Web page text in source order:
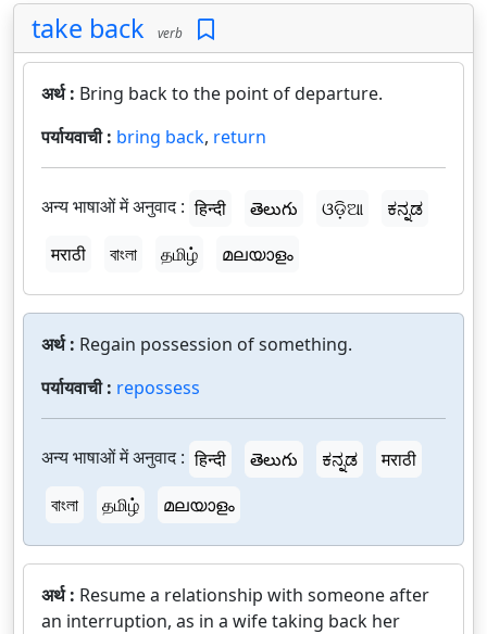
take back verb
अर्थ : Bring back to the point of departure.
पर्यायवाची : bring back, return
अन्य भाषाओं में अनुवाद : हिन्दी తెలుగు ଓଡ଼ିଆ
ಕನ್ನಡ
मराठी
বাংলা தமிழ் മലയാളം
अर्थ : Regain possession of something.
पर्यायवाची : repossess
अन्य भाषाओं में अनुवाद : हिन्दी తెలుగు ಕನ್ನಡ
मराठी
বাংলা
தமிழ் മലയാളം
अर्थ : Resume a relationship with someone after
an interruption, as in a wife taking back her